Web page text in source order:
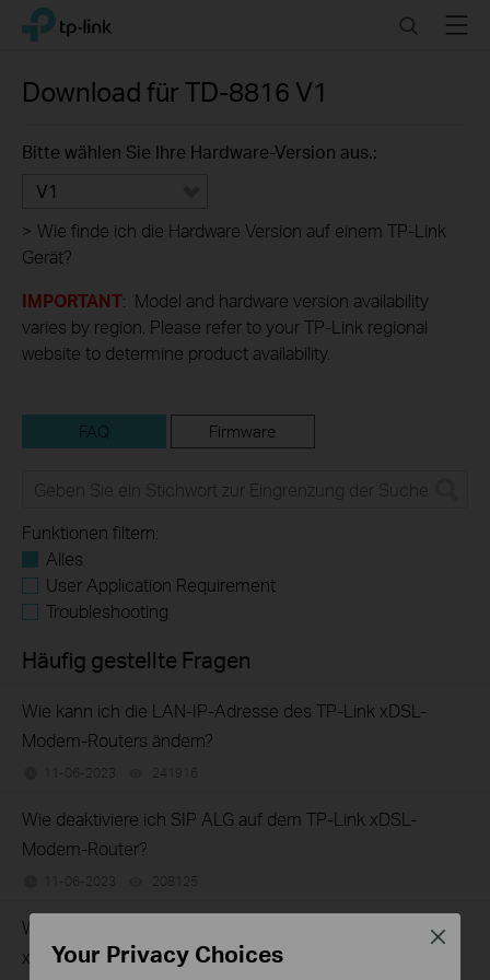
Click
navigation
TP-Link, Reliably Smart SearchMenu
Download fürTD-8816 V1
Bitte wählen Sie Ihre Hardware-Version aus.:
V1
> Wie finde ich die Hardware Version auf einem TP-Link
Gerät?
IMPORTANT: Model and hardware version availability
varies by region. Please refer to your TP-Link regional
website to determine product availability.
FAQ Firmware
Funktionen filtern:
Alles
User Application Requirement
Troubleshooting
Häufig gestellte Fragen
Wie kann ich die LAN-IP-Adresse des TP-Link xDSL-
Modem-Routers ändern?
11-06-2023 241916
Wie deaktiviere ich SIP ALG auf dem TP-Link xDSL-
Modem-Router?
11-06-2023 208125
Wie geht man vor, wenn die xDSL-LED-Anzeige auf dem
xDSL-Modemrouter nicht dauerhaft leuchtet?
Your Privacy Choices
Close